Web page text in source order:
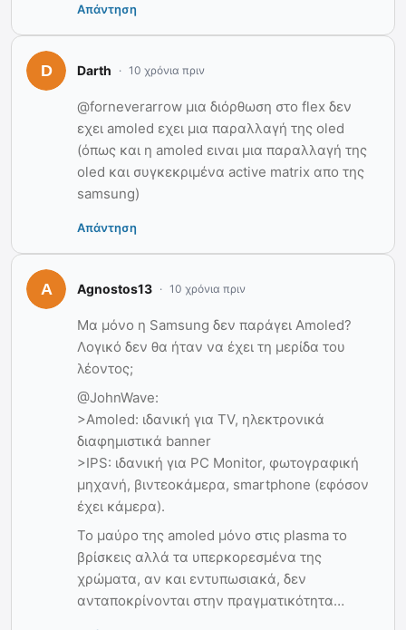
Απάντηση
Darth 10 χρόνια πριν
@forneverarrow μια διόρθωση στο flex δεν
εχει amoled εχει μια παραλλαγή της oled
(όπως και η amoled ειναι μια παραλλαγή της
oled και συγκεκριμένα active matrix απο της
samsung)
Απάντηση
Agnostos13 10 χρόνια πριν
Μα μόνο η Samsung δεν παράγει Amoled?
Λογικό δεν θα ήταν να έχει τη μερίδα του
λέοντος;
@JohnWave:
>Amoled: ιδανική για TV, ηλεκτρονικά
διαφημιστικά banner
>IPS: ιδανική για PC Monitor, φωτογραφική
μηχανή, βιντεοκάμερα, smartphone (εφόσον
έχει κάμερα).
Το μαύρο της amoled μόνο στις plasma το
βρίσκεις αλλά τα υπερκορεσμένα της
χρώματα, αν και εντυπωσιακά, δεν
ανταποκρίνονται στην πραγματικότητα…